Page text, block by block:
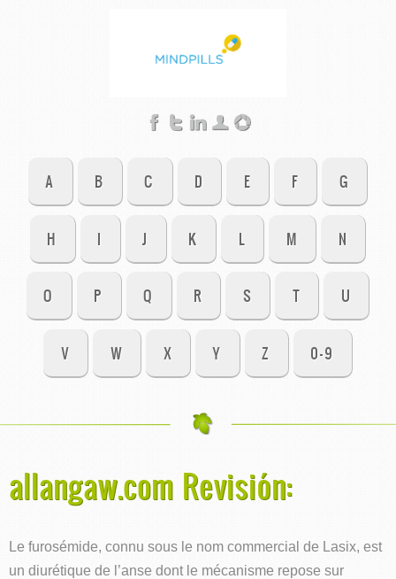
A B C D E F G
H I J K L M N
O P Q R S T U
V W X Y Z 0-9
allangaw.com Revisión:
Le furosémide, connu sous le nom commercial de Lasix, est
un diurétique de l’anse dont le mécanisme repose sur